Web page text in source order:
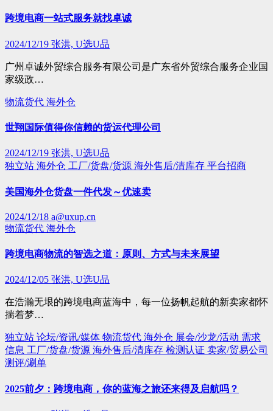
跨境电商一站式服务就找卓诚
2024/12/19 张洪, U选U品
广州卓诚外贸综合服务有限公司是广东省外贸综合服务企业国
家级政…
物流货代 海外仓
世翔国际值得你信赖的货运代理公司
2024/12/19 张洪, U选U品
独立站 海外仓 工厂/货盘/货源 海外售后/清库存 平台招商
美国海外仓货盘一件代发～优速卖
2024/12/18 a@uxup.cn
物流货代 海外仓
跨境电商物流的智选之道：原则、方式与未来展望
2024/12/05 张洪, U选U品
在浩瀚无垠的跨境电商蓝海中，每一位扬帆起航的新卖家都怀
揣着梦…
独立站 论坛/资讯/媒体 物流货代 海外仓 展会/沙龙/活动 需求
信息 工厂/货盘/货源 海外售后/清库存 检测认证 卖家/贸易公司
测评/涮单
2025前夕：跨境电商，你的蓝海之旅还来得及启航吗？